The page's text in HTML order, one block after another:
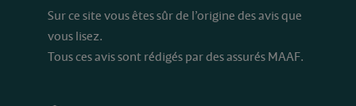
Sur ce site vous êtes sûr de l’origine des avis que
vous lisez.
Tous ces avis sont rédigés par des assurés MAAF.